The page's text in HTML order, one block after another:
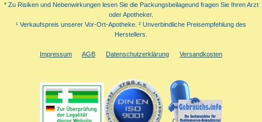
* Zu Risiken und Nebenwirkungen lesen Sie die Packungsbeilageund fragen Sie Ihren Arzt
oder Apotheker.
¹ Verkaufspreis unserer Vor-Ort-Apotheke. ² Unverbindliche Preisempfehlung des
Herstellers.
Impressum AGB Datenschutzerklärung Versandkosten